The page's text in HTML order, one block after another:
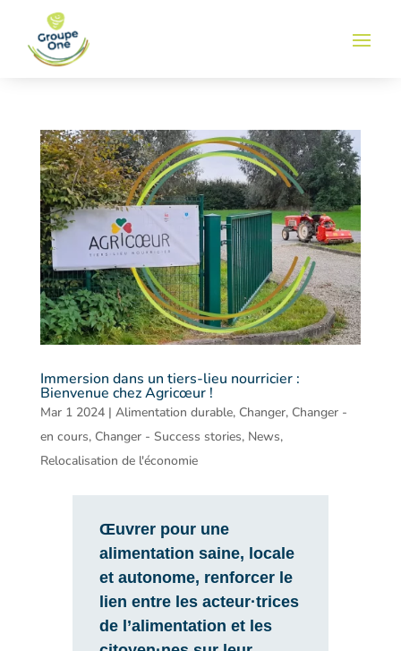
Immersion dans un tiers-lieu nourricier :
Bienvenue chez Agricœur !
Mar 1 2024| Alimentation durable, Changer, Changer -
en cours, Changer - Success stories, News,
Relocalisation de l'économie
Œuvrer pour une
alimentation saine, locale
et autonome, renforcer le
lien entre les acteur·trices
de l’alimentation et les